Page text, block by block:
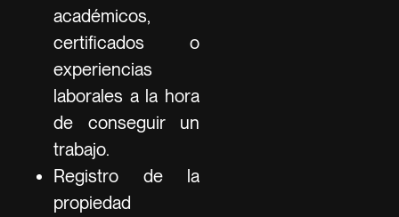
académicos,
certificados o
experiencias
laborales a la hora
de conseguir un
trabajo.
Registro de la
propiedad